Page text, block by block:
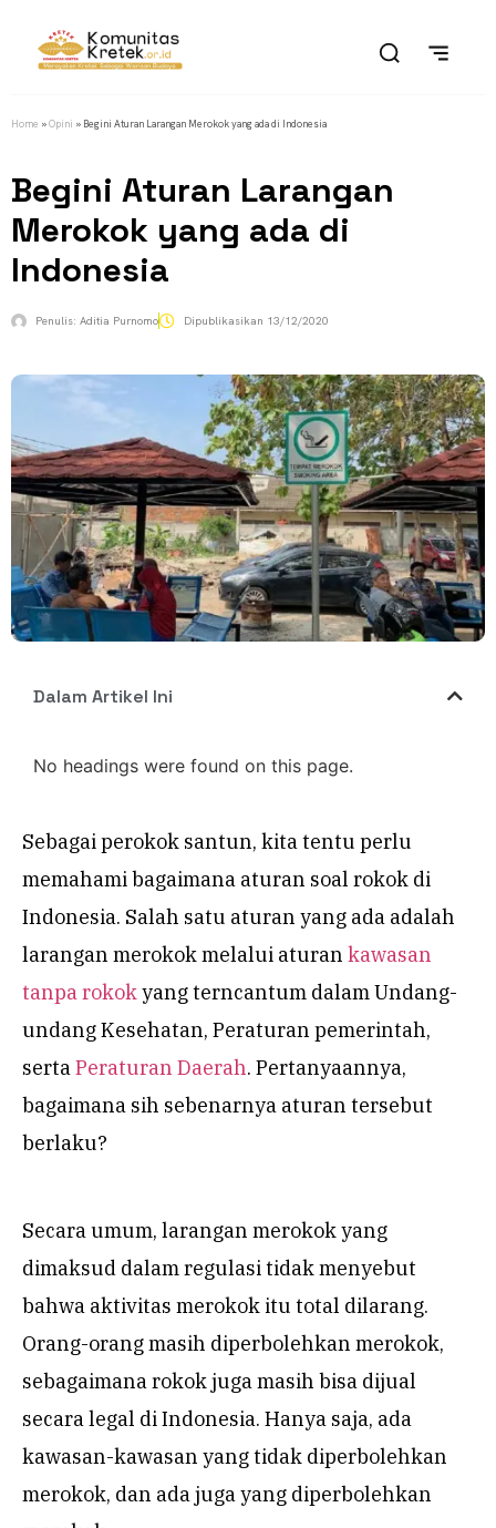
Home »Opini » Begini Aturan Larangan Merokok yang ada di Indonesia
Begini Aturan Larangan
Merokok yang ada di
Indonesia
Penulis: Aditia Purnomo Dipublikasikan 13/12/2020
Dalam Artikel Ini
No headings were found on this page.
Sebagai perokok santun, kita tentu perlu
memahami bagaimana aturan soal rokok di
Indonesia. Salah satu aturan yang ada adalah
larangan merokok melalui aturan kawasan
tanpa rokokyang terncantum dalam Undang-
undang Kesehatan, Peraturan pemerintah,
sertaPeraturan Daerah. Pertanyaannya,
bagaimana sih sebenarnya aturan tersebut
berlaku?
Secara umum, larangan merokok yang
dimaksud dalam regulasi tidak menyebut
bahwa aktivitas merokok itu total dilarang.
Orang-orang masih diperbolehkan merokok,
sebagaimana rokok juga masih bisa dijual
secara legal di Indonesia. Hanya saja, ada
kawasan-kawasan yang tidak diperbolehkan
merokok, dan ada juga yang diperbolehkan